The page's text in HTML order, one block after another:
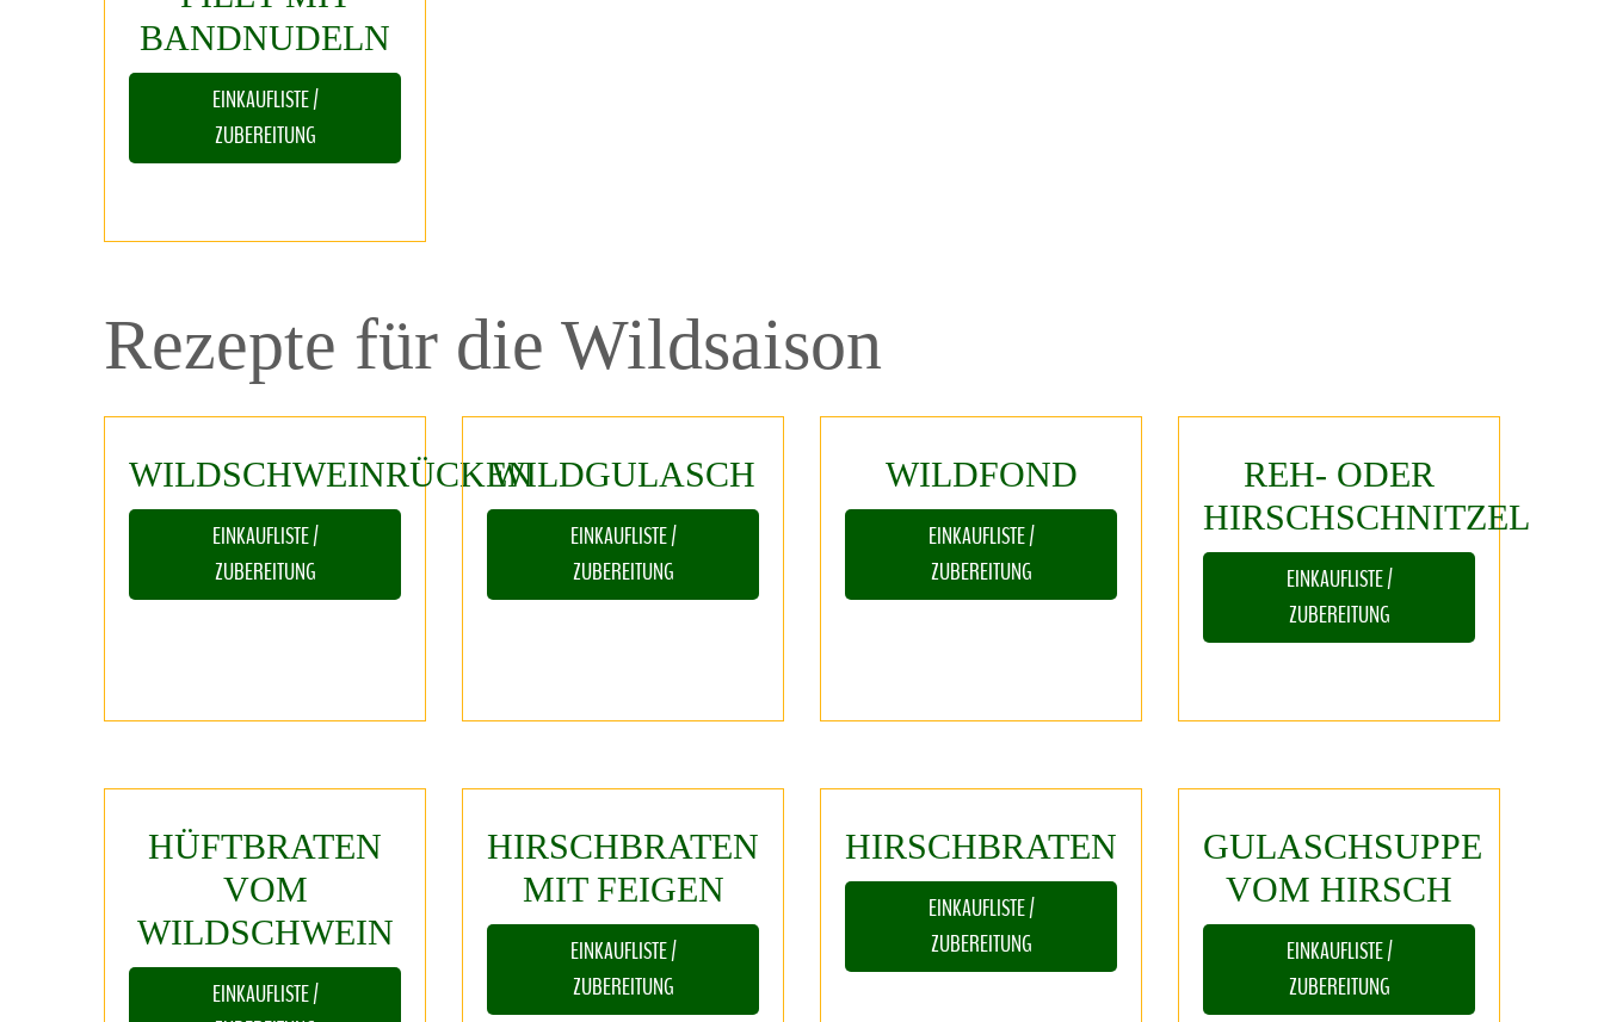
BANDNUDELN
EINKAUFLISTE /
ZUBEREITUNG
Rezepte für die Wildsaison
WILDSCHWEINRÜCKEN
EINKAUFLISTE /
ZUBEREITUNG
WILDGULASCH
EINKAUFLISTE /
ZUBEREITUNG
WILDFOND
EINKAUFLISTE /
ZUBEREITUNG
REH- ODER
HIRSCHSCHNITZEL
EINKAUFLISTE /
ZUBEREITUNG
HÜFTBRATEN
VOM
WILDSCHWEIN
EINKAUFLISTE /
HIRSCHBRATEN
MIT FEIGEN
EINKAUFLISTE /
ZUBEREITUNG
HIRSCHBRATEN
EINKAUFLISTE /
ZUBEREITUNG
GULASCHSUPPE
VOM HIRSCH
EINKAUFLISTE /
ZUBEREITUNG